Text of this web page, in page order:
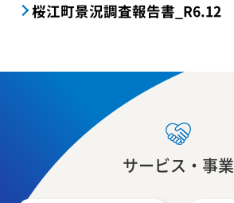
桜江町景況調査報告書_R6.12
サービス・事業